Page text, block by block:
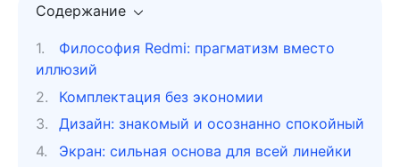
Содержание
Философия Redmi: прагматизм вместо
иллюзий
Комплектация без экономии
Дизайн: знакомый и осознанно спокойный
Экран: сильная основа для всей линейки